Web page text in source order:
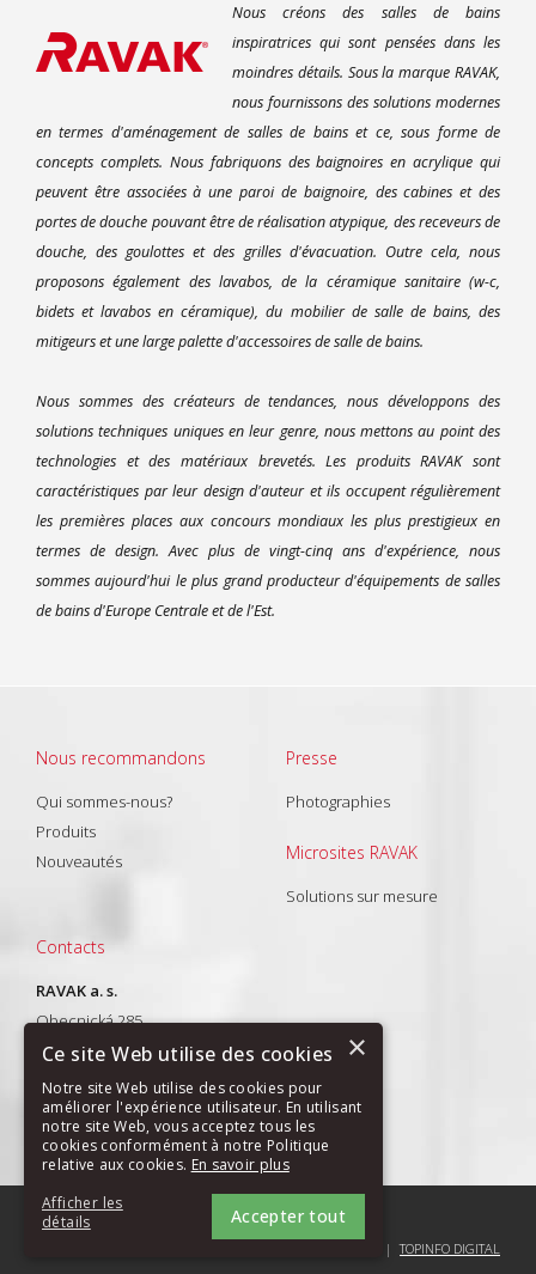
Nous créons des salles de bains
inspiratrices qui sont pensées dans les
moindres détails. Sous la marque RAVAK,
nous fournissons des solutions modernes
en termes d'aménagement de salles de bains et ce, sous forme de
concepts complets. Nous fabriquons des baignoires en acrylique qui
peuvent être associées à une paroi de baignoire, des cabines et des
portes de douche pouvant être de réalisation atypique, des receveurs de
douche, des goulottes et des grilles d'évacuation. Outre cela, nous
proposons également des lavabos, de la céramique sanitaire (w-c,
bidets et lavabos en céramique), du mobilier de salle de bains, des
mitigeurs et une large palette d'accessoires de salle de bains.
Nous sommes des créateurs de tendances, nous développons des
solutions techniques uniques en leur genre, nous mettons au point des
technologies et des matériaux brevetés. Les produits RAVAK sont
caractéristiques par leur design d'auteur et ils occupent régulièrement
les premières places aux concours mondiaux les plus prestigieux en
termes de design. Avec plus de vingt-cinq ans d'expérience, nous
sommes aujourd'hui le plus grand producteur d'équipements de salles
de bains d'Europe Centrale et de l'Est.
Nous recommandons
Qui sommes-nous?
Produits
Nouveautés
Presse
Photographies
Microsites RAVAK
Solutions sur mesure
Contacts
RAVAK a. s.
Obecnická 285
261 01 Příbram I
T: +420 318 427 288
E-mail:export@ravak.com
PLAN DU SITE
COPYRIGHT (C) 2004-2026 RAVAK A.S. |TOPINFO DIGITAL
×
Ce site Web utilise des cookies
Notre site Web utilise des cookies pour
améliorer l'expérience utilisateur. En utilisant
notre site Web, vous acceptez tous les
cookies conformément à notre Politique
relative aux cookies. En savoir plus
Accepter tout
Afficher les
détails